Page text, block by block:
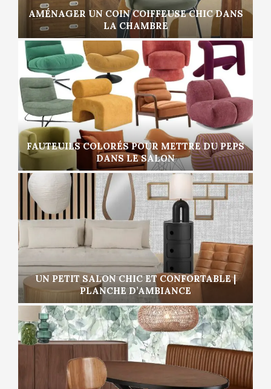
AMÉNAGER UN COIN COIFFEUSE CHIC DANS
LA CHAMBRE
FAUTEUILS COLORÉS POUR METTRE DU PEPS
DANS LE SALON
UN PETIT SALON CHIC ET CONFORTABLE |
PLANCHE D’AMBIANCE